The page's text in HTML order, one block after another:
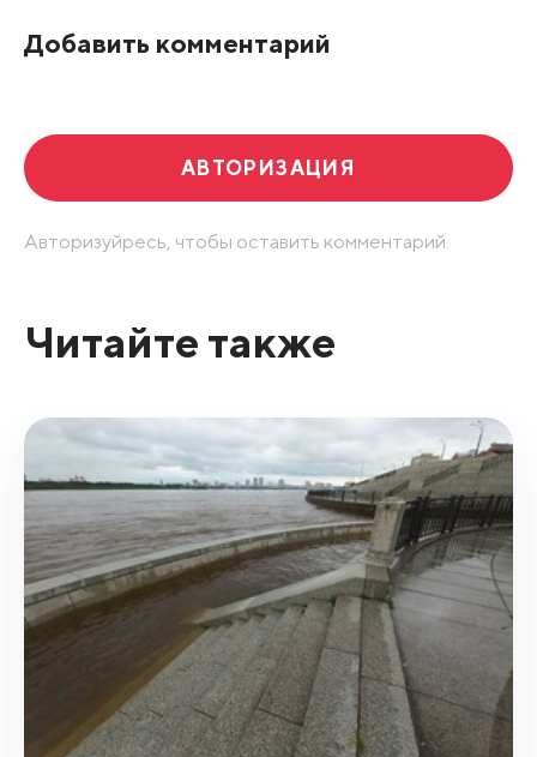
Добавить комментарий
АВТОРИЗАЦИЯ
Авторизуйресь, чтобы оставить комментарий.
Читайте также